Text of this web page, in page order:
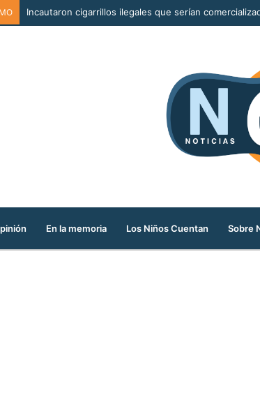
Incautaron cigarrillos ilegales que serían
En la memoria Los Niños Cuentan Sobre